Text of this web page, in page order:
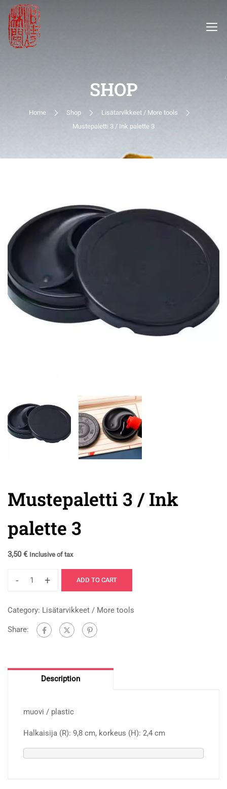
SHOP
Home Shop
Lisätarvikkeet / More tools
Mustepaletti 3 / Ink palette 3
Mustepaletti 3 / Ink
palette 3
3,50€ Inclusive of tax
- + ADD TO CART
Category: Lisätarvikkeet / More tools
Share:
Description
muovi / plastic
Halkaisija (R): 9,8 cm, korkeus (H): 2,4 cm